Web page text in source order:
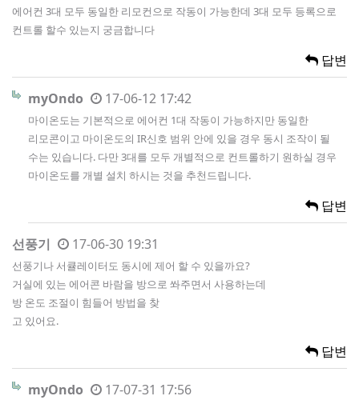
에어컨 3대 모두 동일한 리모컨으로 작동이 가능한데 3대 모두 등록으로
컨트롤 할수 있는지 궁금합니다
답변
myOndo 17-06-12 17:42
마이온도는 기본적으로 에어컨 1대 작동이 가능하지만 동일한
리모콘이고 마이온도의 IR신호 범위 안에 있을 경우 동시 조작이 될
수는 있습니다. 다만 3대를 모두 개별적으로 컨트롤하기 원하실 경우
마이온도를 개별 설치 하시는 것을 추천드립니다.
답변
선풍기 17-06-30 19:31
선풍기나 서큘레이터도 동시에 제어 할 수 있을까요?
거실에 있는 에어콘 바람을 방으로 쏴주면서 사용하는데
방 온도 조절이 힘들어 방법을 찾
고 있어요.
답변
myOndo 17-07-31 17:56